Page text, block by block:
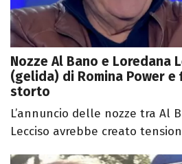
Nozze Al Bano e Loredana
(gelida) di Romina Power
storto
L’annuncio delle nozze tra Al
Lecciso avrebbe creato